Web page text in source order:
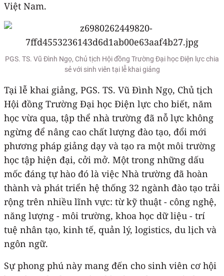
Việt Nam.
PGS. TS. Vũ Đình Ngọ, Chủ tịch Hội đồng Trường Đại học Điện lực chia
sẻ với sinh viên tại lễ khai giảng
Tại lễ khai giảng, PGS. TS. Vũ Đình Ngọ, Chủ tịch
Hội đồng Trường Đại học Điện lực cho biết, năm
học vừa qua, tập thể nhà trường đã nỗ lực không
ngừng để nâng cao chất lượng đào tạo, đổi mới
phương pháp giảng dạy và tạo ra một môi trường
học tập hiện đại, cởi mở. Một trong những dấu
mốc đáng tự hào đó là việc Nhà trường đã hoàn
thành và phát triển hệ thống 32 ngành đào tạo trải
rộng trên nhiều lĩnh vực: từ kỹ thuật - công nghệ,
năng lượng - môi trường, khoa học dữ liệu - trí
tuệ nhân tạo, kinh tế, quản lý, logistics, du lịch và
ngôn ngữ.
Sự phong phú này mang đến cho sinh viên cơ hội